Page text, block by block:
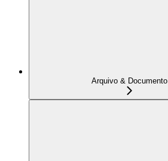
Arquivo & Documento